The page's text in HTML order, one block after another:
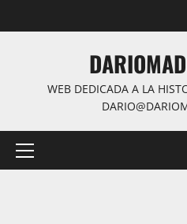
al
WEB DEDICADA A LA
Menú